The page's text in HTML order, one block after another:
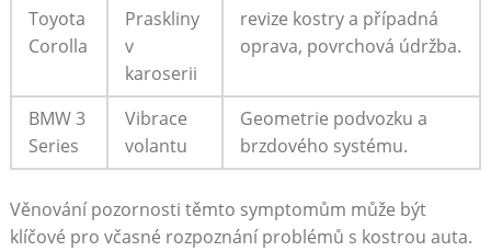
Toyota
Corolla
Praskliny
v
karoserii
revize kostry a případná
oprava, povrchová údržba.
BMW 3
Series
Vibrace⁤
volantu
Geometrie podvozku a
brzdového systému.
Věnování pozornosti‌ těmto symptomům může být
klíčové pro včasné rozpoznání ⁢problémů s kostrou auta.